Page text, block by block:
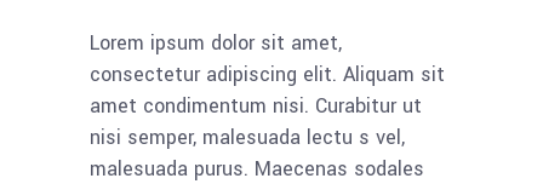
Lorem ipsum dolor sit amet,
consectetur adipiscing elit. Aliquam sit
amet condimentum nisi. Curabitur ut
nisi semper, malesuada lectu s vel,
malesuada purus. Maecenas sodales